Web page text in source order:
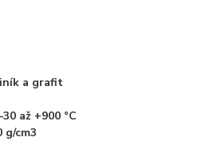
a grafit
až +900 °C
g/cm3